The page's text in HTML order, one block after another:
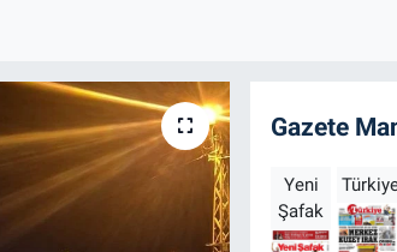
Gazete
Yeni
Şafak